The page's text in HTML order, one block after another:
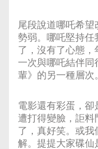
尾段說道哪吒希
勢弱。哪吒堅持任
了，沒有了心態
一次與哪吒結伴同
輩》的另一種層次。
電影還有彩蛋，
遭打得變臉，詎料
了，真好笑。或
解。提提大家碟仙